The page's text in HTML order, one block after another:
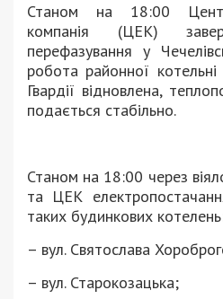
Станом на 18:00
компанія (ЦЕК)
перефазування у
робота районної
Гвардії відновлена,
подається стабільно.
Станом на 18:00 через
та ЦЕК
таких будинкових
– вул. Святослава
– вул. Старокозацька;